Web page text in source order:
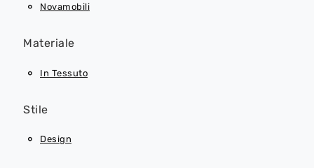
Novamobili
Materiale
In Tessuto
Stile
Design